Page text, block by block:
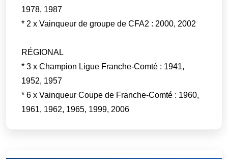
1978, 1987
* 2 x Vainqueur de groupe de CFA2 : 2000, 2002
RÉGIONAL
* 3 x Champion Ligue Franche-Comté : 1941,
1952, 1957
* 6 x Vainqueur Coupe de Franche-Comté : 1960,
1961, 1962, 1965, 1999, 2006